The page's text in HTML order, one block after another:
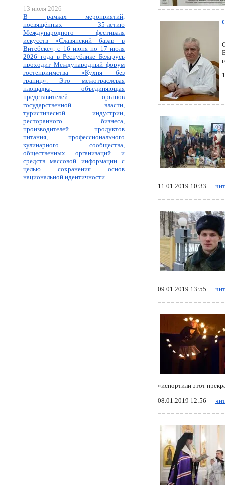
13 июля 2026
В рамках мероприятий,
посвящённых 35-летию
Международного фестиваля
искусств «Славянский базар в
Витебске», с 16 июня по 17 июля
2026 года в Республике Беларусь
проходит Международный форум
гостеприимства «Кухня без
границ». Это межотраслевая
площадка, объединяющая
представителей органов
государственной власти,
туристической индустрии,
ресторанного бизнеса,
производителей продуктов
питания, профессионального
кулинарного сообщества,
общественных организаций и
средств массовой информации с
целью сохранения основ
национальной идентичности.
11.01.2019 10:33
09.01.2019 13:55
«испортили этот
08.01.2019 12:56